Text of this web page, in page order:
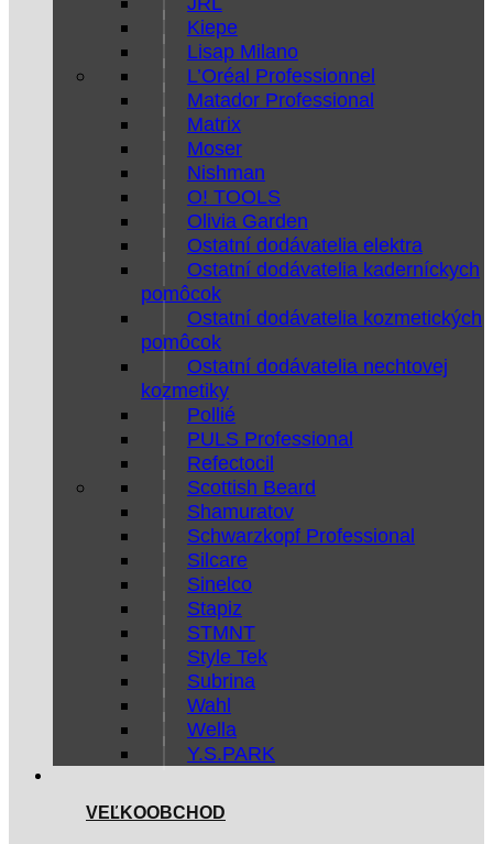
Kiepe
Lisap Milano
L’Oréal Professionnel
Matador Professional
Matrix
Moser
Nishman
O! TOOLS
Olivia Garden
Ostatní dodávatelia elektra
Ostatní dodávatelia kaderníckych
pomôcok
Ostatní dodávatelia kozmetických
pomôcok
Ostatní dodávatelia nechtovej
kozmetiky
Pollié
PULS Professional
Refectocil
Scottish Beard
Shamuratov
Schwarzkopf Professional
Silcare
Sinelco
Stapiz
STMNT
Style Tek
Subrina
Wahl
Wella
Y.S.PARK
VEĽKOOBCHOD